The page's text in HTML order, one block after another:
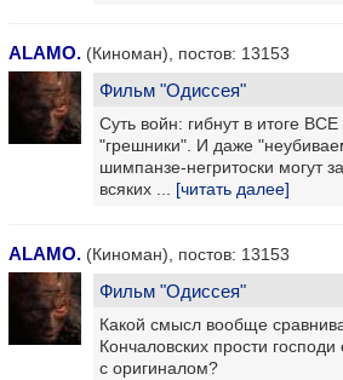
ALAMO. (Киноман), постов: 13153
Фильм "Одиссея"
Суть войн: гибнут в итоге
"грешники". И даже
шимпанзе-негритоски могут
всяких ... [читать далее]
ALAMO. (Киноман), постов: 13153
Фильм "Одиссея"
Какой смысл вообще
Кончаловских прости
с оригиналом?